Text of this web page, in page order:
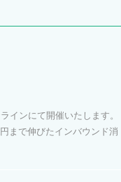
インにて開催いたします。
まで伸びたインバウンド消